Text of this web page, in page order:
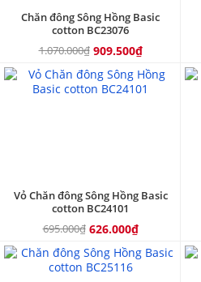
Chăn đông Sông Hồng Basic
cotton BC23076
1.070.000₫ 909.500₫
Vỏ Chăn đông Sông Hồng Basic
cotton BC24101
695.000₫ 626.000₫